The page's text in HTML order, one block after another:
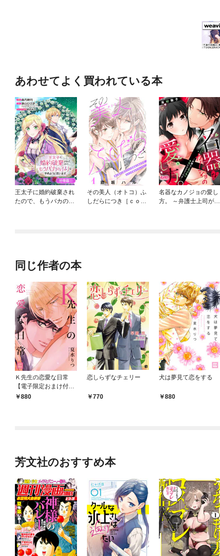
あわせてよく買われている本
王太子に婚約破棄され
たので、もうバカのふ
その美人（オトコ）ふ
しだらにつき［ｃｏｍ
名器なカノジョの愛し
方。 ～弁護士上司が私
同じ作者の本
Ｋ先生の恋愛な日常
【電子限定おまけ付
き】880
恋しらずなチェリー
770
犬は夢見て恋をする
880
芳文社のおすすめ本